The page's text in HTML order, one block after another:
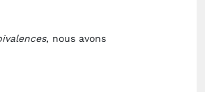
, nous avons